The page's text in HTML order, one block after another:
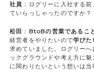
社員 ：ログリーに入社する
ていらっしゃったのですか？
松田 ： BtoBの営業であるこ
経営者をやりたいので学びた
求めていました。ログリー
ックグラウンドや考え方に
に関わりたいという想いは当